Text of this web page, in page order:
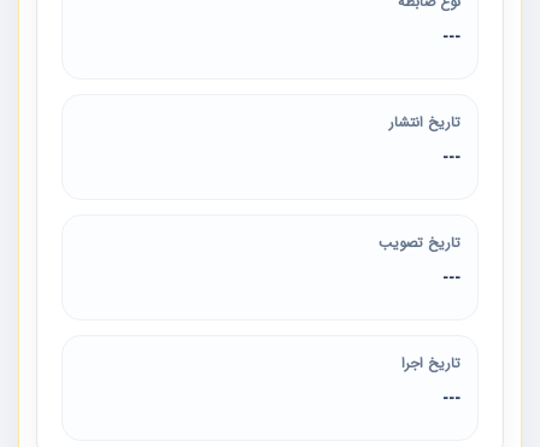
---
تاریخ انتشار
---
تاریخ تصویب
---
تاریخ اجرا
---